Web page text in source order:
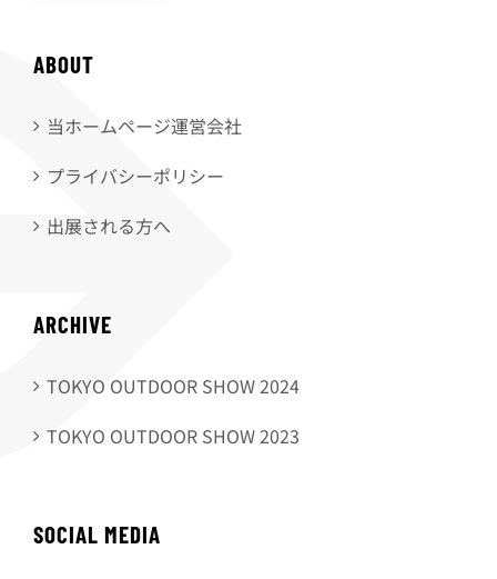
ABOUT
当ホームページ運営会社
プライバシーポリシー
出展される方へ
ARCHIVE
TOKYO OUTDOOR SHOW 2024
TOKYO OUTDOOR SHOW 2023
SOCIAL MEDIA